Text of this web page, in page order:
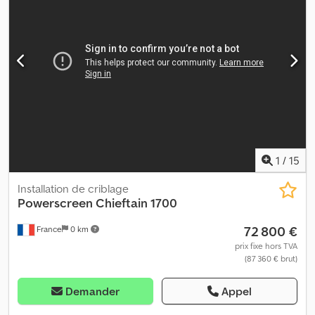
chantier Cjdpfx Ajy U Nwzjfderf ✔ Garantie de remboursement ✔
Options de paiement sécurisées et flexibles 🔄 Vous envisagez
1 / 15
France 0 km
Installation de criblage
Powerscreen Chieftain 1700
72 800 €
prix fixe hors TVA
(87 360 € brut)
Demander Appel